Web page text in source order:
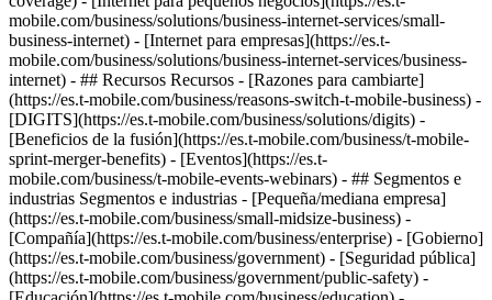
mobile.com/business/solutions/business-internet-services/small-
business-internet) - [Internet para empresas](https://es.t-
mobile.com/business/solutions/business-internet-services/business-
internet) - ## Recursos Recursos - [Razones para cambiarte]
(https://es.t-mobile.com/business/reasons-switch-t-mobile-business) -
[DIGITS](https://es.t-mobile.com/business/solutions/digits) -
[Beneficios de la fusión](https://es.t-mobile.com/business/t-mobile-
sprint-merger-benefits) - [Eventos](https://es.t-
mobile.com/business/t-mobile-events-webinars) - ## Segmentos e
industrias Segmentos e industrias - [Pequeña/mediana empresa]
(https://es.t-mobile.com/business/small-midsize-business) -
[Compañía](https://es.t-mobile.com/business/enterprise) - [Gobierno]
(https://es.t-mobile.com/business/government) - [Seguridad pública]
(https://es.t-mobile.com/business/government/public-safety) -